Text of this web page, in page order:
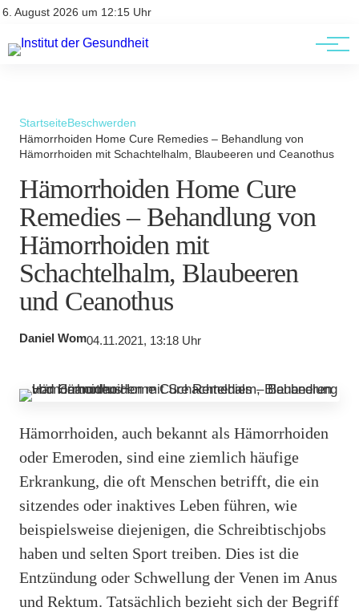
6. August 2026 um 12:15 Uhr
Kontakt
Kontakt
AGBs
StartseiteBeschwerden
Hämorrhoiden Home Cure Remedies – Behandlung von
Hämorrhoiden mit Schachtelhalm, Blaubeeren und Ceanothus
Hämorrhoiden Home Cure
Remedies – Behandlung von
Hämorrhoiden mit
Schachtelhalm, Blaubeeren
und Ceanothus
Daniel Wom04.11.2021, 13:18 Uhr
Hämorrhoiden, auch bekannt als Hämorrhoiden
oder Emeroden, sind eine ziemlich häufige
Erkrankung, die oft Menschen betrifft, die ein
sitzendes oder inaktives Leben führen, wie
beispielsweise diejenigen, die Schreibtischjobs
haben und selten Sport treiben. Dies ist die
Entzündung oder Schwellung der Venen im Anus
und Rektum. Tatsächlich bezieht sich der Begriff